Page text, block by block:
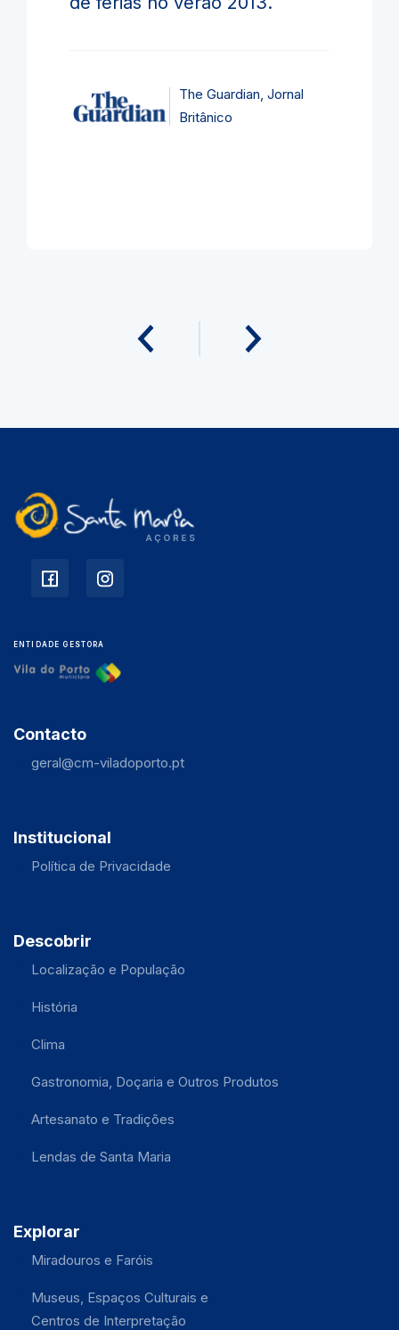
The Guardian, Jornal
Britânico
ENTIDADE GESTORA
Contacto
geral@cm-viladoporto.pt
Institucional
Política de Privacidade
Descobrir
Localização e População
História
Clima
Gastronomia, Doçaria e Outros Produtos
Artesanato e Tradições
Lendas de Santa Maria
Explorar
Miradouros e Faróis
Museus, Espaços Culturais e
Centros de Interpretação